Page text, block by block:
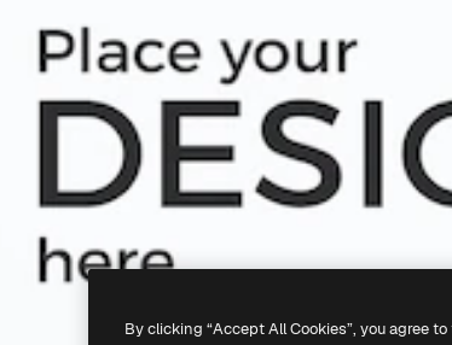
By clicking “Accept All Cookies”, you agree